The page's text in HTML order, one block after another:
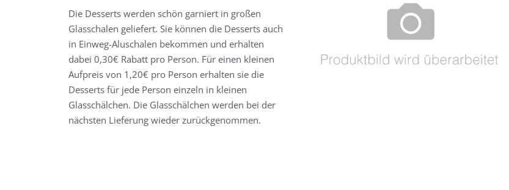
Die Desserts werden schön garniert in großen
Glasschalen geliefert. Sie können die Desserts auch
in Einweg-Aluschalen bekommen und erhalten
dabei 0,30€ Rabatt pro Person. Für einen kleinen
Aufpreis von 1,20€ pro Person erhalten sie die
Desserts für jede Person einzeln in kleinen
Glasschälchen. Die Glasschälchen werden bei der
nächsten Lieferung wieder zurückgenommen.